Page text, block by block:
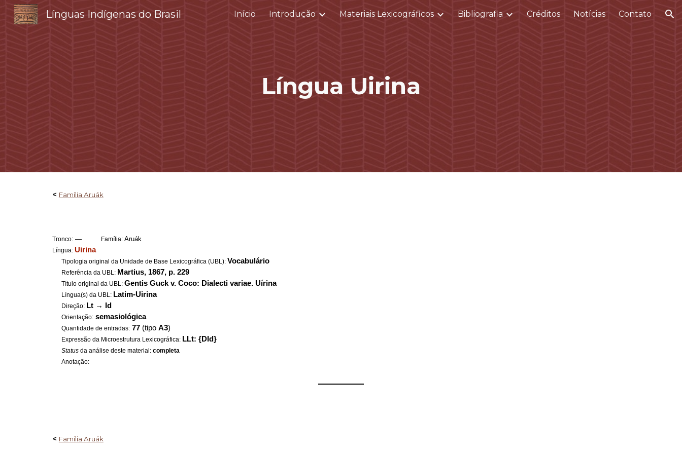
Skip to main content Skip to navigation
Línguas Indígenas do Brasil Início Introdução Materiais Lexicográficos Bibliografia Créditos Notícias Contato
Língua Uirina
< Família Aruák
Tronco:— Família:Aruák
Língua: Uirina
Tipologia original da Unidade de Base Lexicográfica (UBL): Vocabulário
Referência da UBL: Martius, 1867, p. 229
Título original da UBL:Gentis Guck v. Coco: Dialecti variae. Uírina
Língua(s) da UBL: Latim-Uirina
Direção: Lt → Id
Orientação: semasiológica
Quantidade de entradas: 77 (tipoA3)
Expressão da Microestrutura Lexicográfica: LLt: {DId}
Status da análise deste material:completa
Anotação:
——————
< Família Aruák